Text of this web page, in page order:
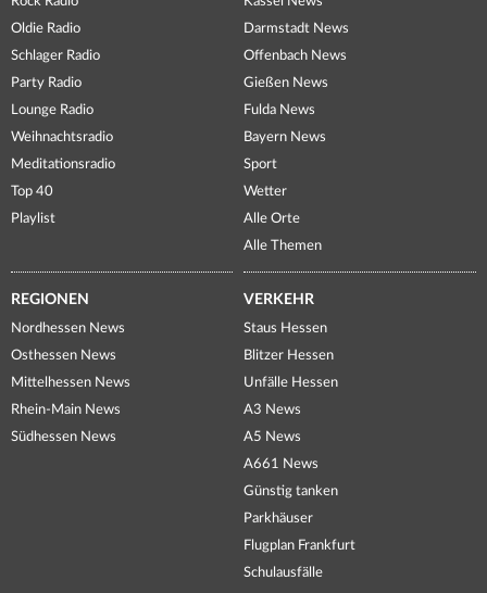
Oldie Radio
Schlager Radio
Party Radio
Lounge Radio
Weihnachtsradio
Meditationsradio
Top 40
Playlist
Darmstadt News
Offenbach News
Gießen News
Fulda News
Bayern News
Sport
Wetter
Alle Orte
Alle Themen
REGIONEN
Nordhessen News
Osthessen News
Mittelhessen News
Rhein-Main News
Südhessen News
VERKEHR
Staus Hessen
Blitzer Hessen
Unfälle Hessen
A3 News
A5 News
A661 News
Günstig tanken
Parkhäuser
Flugplan Frankfurt
Schulausfälle